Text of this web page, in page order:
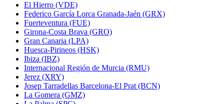
El Hierro (VDE)
Federico García Lorca Granada-Jaén (GRX)
Fuerteventura (FUE)
Girona-Costa Brava (GRO)
Gran Canaria (LPA)
Huesca-Pirineos (HSK)
Ibiza (IBZ)
Internacional Región de Murcia (RMU)
Jerez (XRY)
Josep Tarradellas Barcelona-El Prat (BCN)
La Gomera (GMZ)